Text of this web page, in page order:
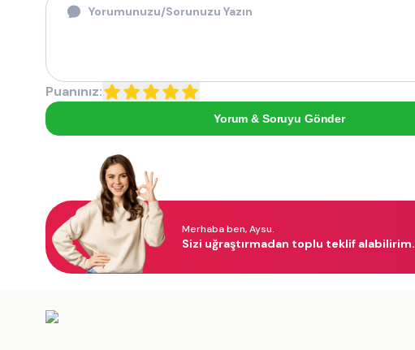
Puanınız:
Yorum & Soruyu Gönder
Merhaba ben, Aysu.
Sizi uğraştırmadan toplu teklif alabilirim.